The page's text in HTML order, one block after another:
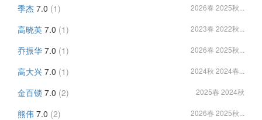
季杰 7.0 (1) 2026春 2025秋...
高晓英 7.0 (1) 2023春 2022秋...
乔振华 7.0 (1) 2026春 2025秋...
高大兴 7.0 (1) 2024秋 2024春...
金百锁 7.0 (2) 2025春 2024秋
熊伟 7.0 (2) 2026春 2025秋...